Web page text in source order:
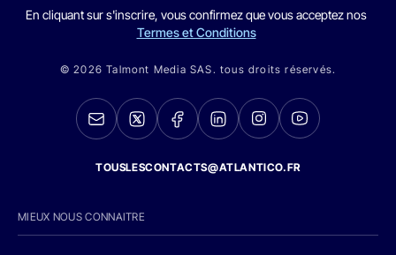
En cliquant sur s'inscrire, vous confirmez que vous acceptez nos
Termes et Conditions
© 2026 Talmont Media SAS. tous droits réservés.
TOUSLESCONTACTS@ATLANTICO.FR
MIEUX NOUS CONNAITRE